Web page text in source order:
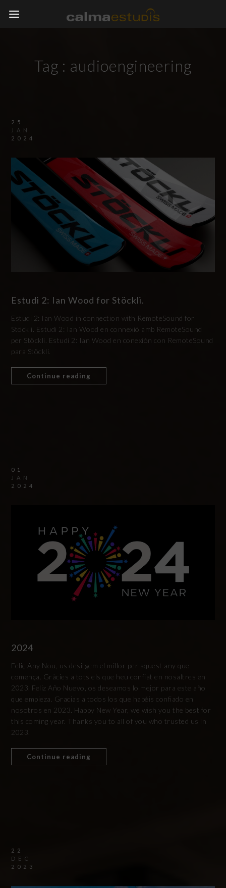
Tag : audioengineering
25
JAN
2024
Estudi 2: Ian Wood for Stöckli.
Estudi 2: Ian Wood in connection with RemoteSound for
Stöckli. Estudi 2: Ian Wood en connexió amb RemoteSound
per Stöckli. Estudi 2: Ian Wood en conexión con RemoteSound
para Stöckli.
Continue reading
01
JAN
2024
2024
Feliç Any Nou, us desitgem el millor per aquest any que
comença. Gràcies a tots els que heu confiat en nosaltres en
2023. Feliz Año Nuevo, os deseamos lo mejor para este año
que empieza. Gracias a todos los que habéis confiado en
nosotros en 2023. Happy New Year, we wish you the best for
this coming year. Thanks you to all of you who trusted us in
2023.
Continue reading
22
DEC
2023